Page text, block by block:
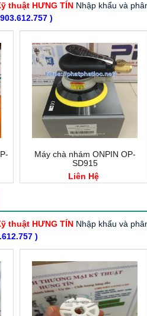
thuật HƯNG TÍN Nhập khẩu và
)
Máy chà nhám ONPIN OP-
SD915
Liên Hệ
thuật HƯNG TÍN Nhập khẩu và
)